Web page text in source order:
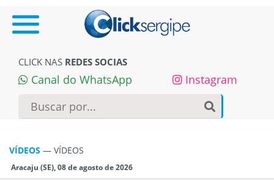
CLICK NAS REDES SOCIAS
Canal do WhatsApp Instagram
VÍDEOS — VÍDEOS
Aracaju (SE), 08 de agosto de 2026